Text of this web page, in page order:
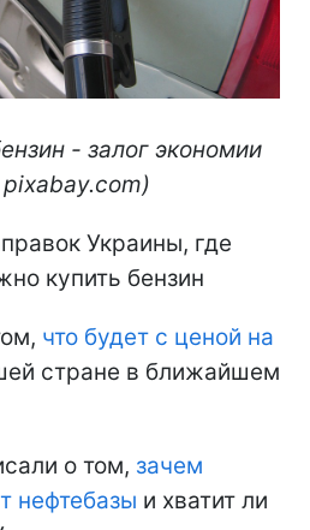
- залог экономии
pixabay.com)
Украины, где
купить бензин
что будет с ценой на
стране в ближайшем
о том, зачем
нефтебазы и хватит ли